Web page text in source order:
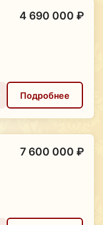
4 690 000 ₽
Подробнее
7 600 000 ₽